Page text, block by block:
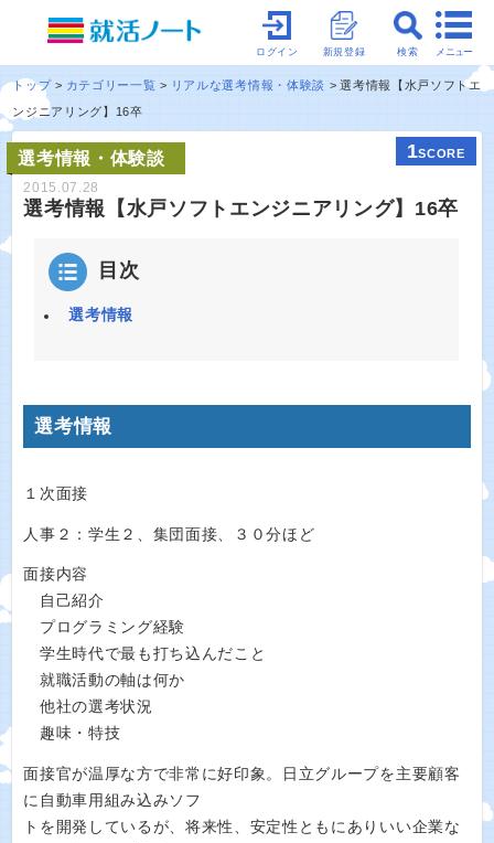
メニュー
検索
新規登録
ログイン
トップ カテゴリー一覧 リアルな選考情報・体験談
選考情報【水戸ソフトエ
ンジニアリング】16卒
選考情報・体験談 1SCORE
2015.07.28
選考情報【水戸ソフトエンジニアリング】16卒
目次
選考情報
選考情報
１次面接
人事２：学生２、集団面接、３０分ほど
面接内容
自己紹介
プログラミング経験
学生時代で最も打ち込んだこと
就職活動の軸は何か
他社の選考状況
趣味・特技
面接官が温厚な方で非常に好印象。日立グループを主要顧客
に自動車用組み込みソフ
トを開発しているが、将来性、安定性ともにありいい企業な